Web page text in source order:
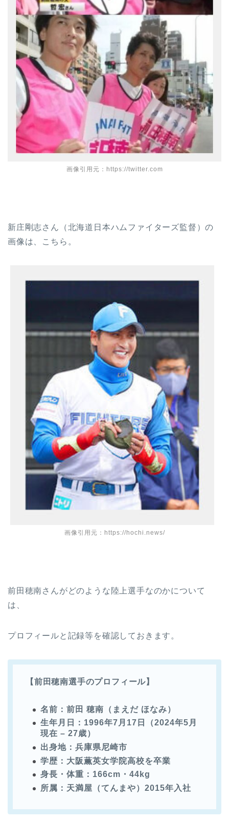
画像引用元：https://twitter.com
新庄剛志さん（北海道日本ハムファイターズ監督）の
画像は、こちら。
画像引用元：https://hochi.news/
前田穂南さんがどのような陸上選手なのかについて
は、
プロフィールと記録等を確認しておきます。
【前田穂南選手のプロフィール】
名前：前田 穂南（まえだ ほなみ）
生年月日：1996年7月17日（2024年5月
現在 – 27歳）
出身地：兵庫県尼崎市
学歴：大阪薫英女学院高校を卒業
身長・体重：166cm・44kg
所属：天満屋（てんまや）2015年入社